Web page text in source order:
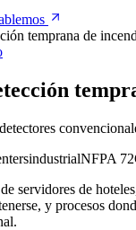
temprana de
industrialNFPA 72
servidores de
y procesos